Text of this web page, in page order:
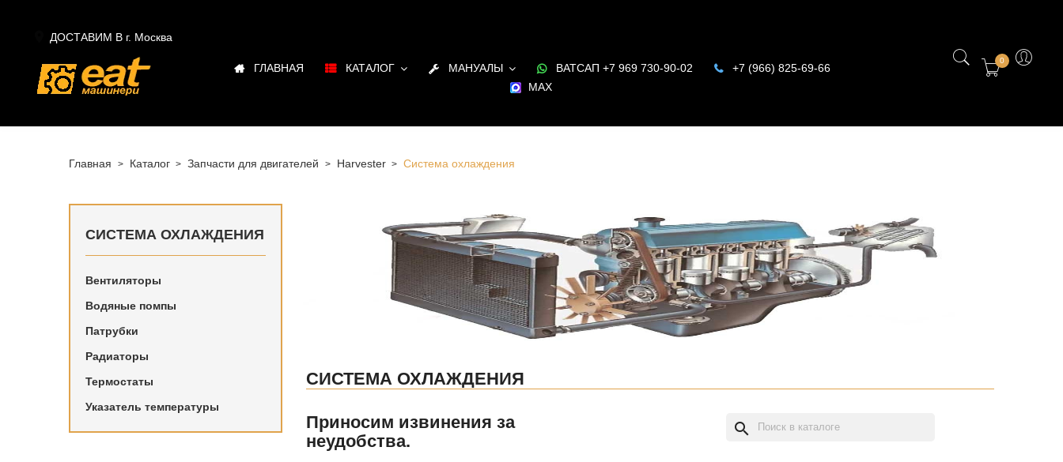
ДОСТАВИМ В г. Москва
ГЛАВНАЯ КАТАЛОГ МАНУАЛЫ ВАТСАП +7 969 730-90-02
+7 (966) 825-69-66
MAX
0
Главная Каталог Запчасти для двигателей Harvester Система охлаждения
СИСТЕМА ОХЛАЖДЕНИЯ
Вентиляторы
Водяные помпы
Патрубки
Радиаторы
Термостаты
Указатель температуры
Система охлаждения для ДВС Harvester
СИСТЕМА ОХЛАЖДЕНИЯ
Приносим извинения за
неудобства.
search